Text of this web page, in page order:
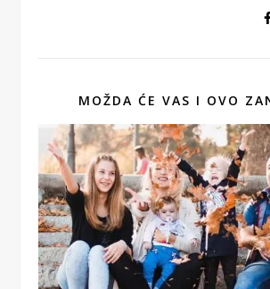
MOŽDA ĆE VAS I OVO